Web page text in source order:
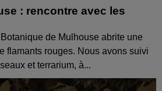
: rencontre avec les
de Mulhouse abrite une
flamants rouges. Nous avons suivi
et terrarium, à...